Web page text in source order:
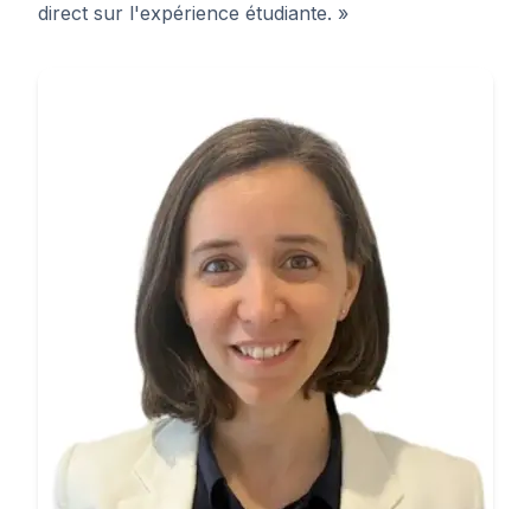
direct sur l'expérience étudiante. »